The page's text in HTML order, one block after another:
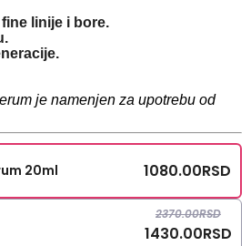
linije i bore.
je namenjen za upotrebu od
20ml 1080.00RSD
2370.00RSD
1430.00RSD